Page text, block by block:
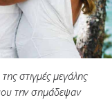
στιγμές μεγάλης
την σημάδεψαν